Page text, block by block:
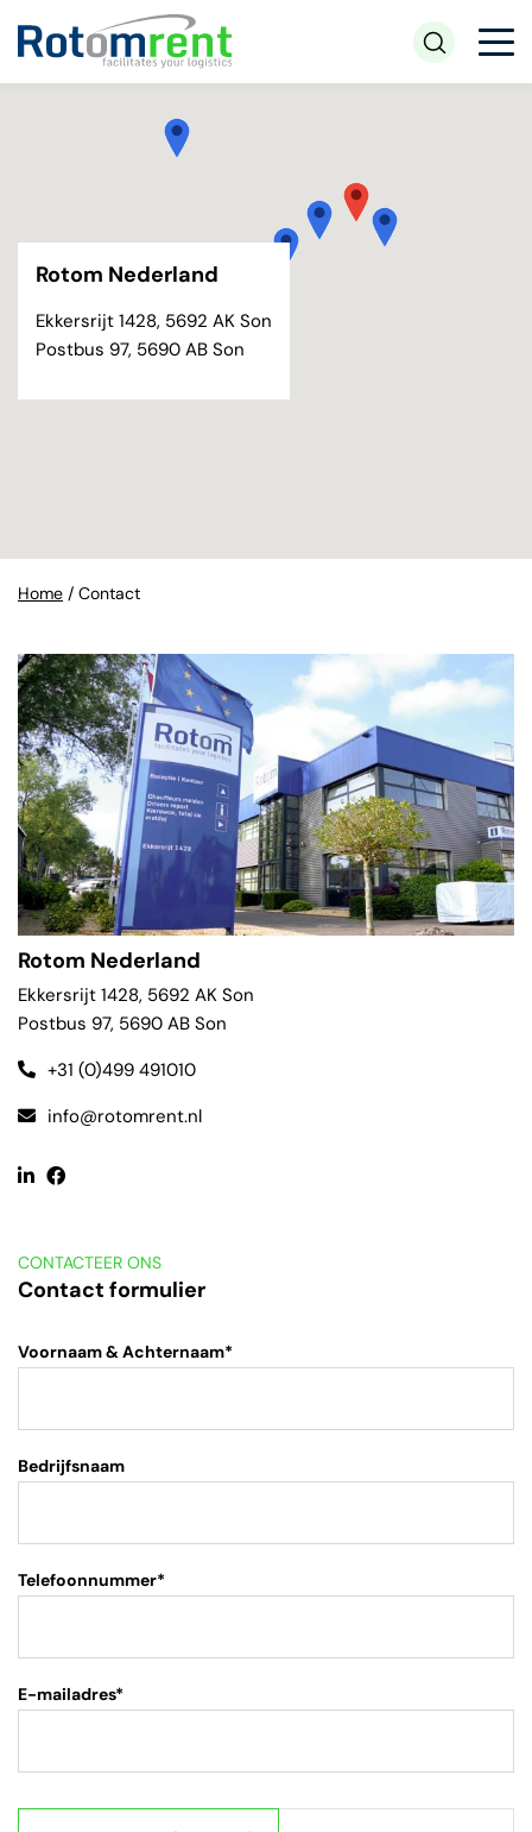
Rotom Nederland
Ekkersrijt 1428, 5692 AK Son
Postbus 97, 5690 AB Son
Home / Contact
Rotom Nederland
Ekkersrijt 1428, 5692 AK Son
Postbus 97, 5690 AB Son
+31 (0)499 491010
info@rotomrent.nl
CONTACTEER ONS
Contact formulier
Voornaam & Achternaam*
Bedrijfsnaam
Telefoonnummer*
E-mailadres*